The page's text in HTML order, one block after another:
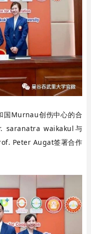
国Murnau创伤中心的合
saranatra waikakul与
Peter Augat签署合作